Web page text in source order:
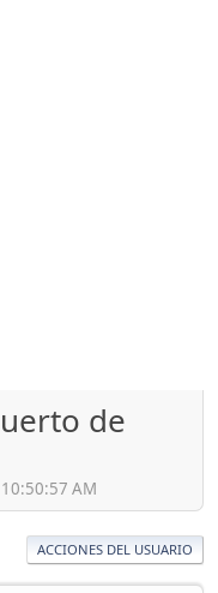
de
AM
ACCIONES DEL USUARIO